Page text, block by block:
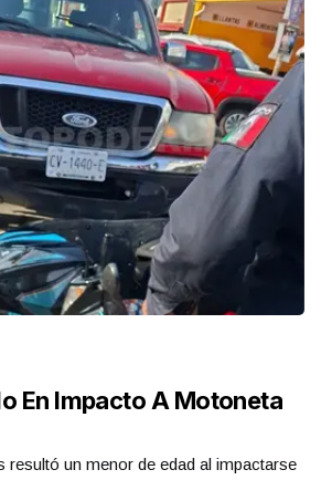
En Impacto A Motoneta
resultó un menor de edad al impactarse